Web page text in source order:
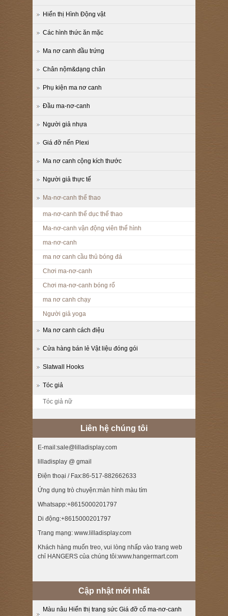
Hiển thị Hình Động vật
Các hình thức ăn mặc
Ma nơ canh đầu trứng
Chân nộm&dạng chân
Phụ kiện ma nơ canh
Đầu ma-nơ-canh
Người giả nhựa
Giá đỡ nến Plexi
Ma nơ canh cộng kích thước
Người giả thực tế
Ma-nơ-canh thể thao
ma-nơ-canh thể dục thể thao
Ma-nơ-canh vận động viên thể hình
ma-nơ-canh
ma nơ canh cầu thủ bóng đá
Chơi ma-nơ-canh
Chơi ma-nơ-canh bóng rổ
ma nơ canh chạy
Người giả yoga
Ma nơ canh cách điệu
Cửa hàng bán lẻ Vật liệu đóng gói
Slatwall Hooks
Tóc giả
Tóc giả nữ
Liên hệ chúng tôi
E-mail:sale@lilladisplay.com
lilladisplay @ gmail
Điện thoại / Fax:86-517-882662633
Ứng dụng trò chuyện:màn hình màu tím
Whatsapp:+8615000201797
Di động:+8615000201797
Trang mạng: www.lilladisplay.com
Khách hàng muốn treo, vui lòng nhấp vào trang web
chỉ HANGERS của chúng tôi:www.hangermart.com
Cập nhật mới nhất
Màu nâu Hiển thị trang sức Giá đỡ cổ ma-nơ-canh